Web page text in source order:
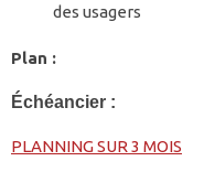
des usagers
Plan :
Échéancier :
PLANNING SUR 3 MOIS